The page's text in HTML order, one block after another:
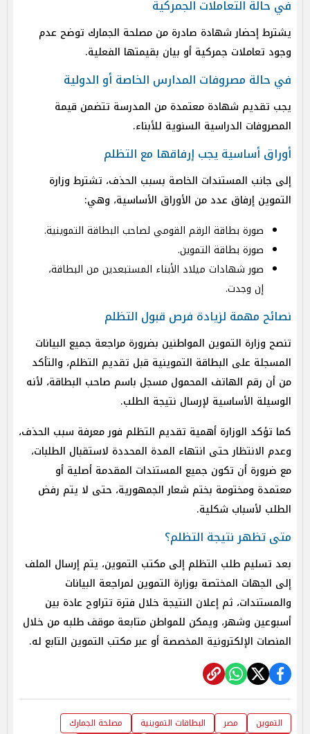
في حالة التعاملات الجمركية
يشترط إحضار شهادة صادرة من مصلحة الجمارك توضح عدم
وجود تعاملات جمركية أو بيان بقيمتها الفعلية.
في حالة مصروفات المدارس الخاصة أو الدولية
يجب تقديم شهادة معتمدة من المدرسة تتضمن قيمة
المصروفات الدراسية السنوية للأبناء.
أوراق أساسية يجب إرفاقها مع التظلم
إلى جانب المستندات الخاصة بسبب الحذف، تشترط وزارة
التموين إرفاق عدد من الأوراق الأساسية، وهي:
صورة بطاقة الرقم القومي لصاحب البطاقة التموينية.
صورة بطاقة التموين.
صور شهادات ميلاد الأبناء المستبعدين من البطاقة،
إن وجدت.
نصائح مهمة لزيادة فرص قبول التظلم
تنصح وزارة التموين المواطنين بضرورة مراجعة جميع البيانات
المسجلة على البطاقة التموينية قبل تقديم التظلم، والتأكد
من أن رقم الهاتف المحمول مسجل باسم صاحب البطاقة، لأنه
الوسيلة الأساسية لإرسال نتيجة الطلب.
كما تؤكد الوزارة أهمية تقديم التظلم فور معرفة سبب الحذف،
وعدم الانتظار حتى انتهاء المدة المحددة لاستقبال الطلبات،
مع ضرورة أن تكون جميع المستندات المقدمة أصلية أو
معتمدة ومختومة بختم شعار الجمهورية، حتى لا يتم رفض
الطلب لأسباب شكلية.
متى تظهر نتيجة التظلم؟
بعد تسليم طلب التظلم إلى مكتب التموين، يتم إرسال الملف
إلى الجهات المختصة بوزارة التموين لمراجعة البيانات
والمستندات، ثم إعلان النتيجة خلال فترة تتراوح عادة بين
أسبوعين وشهر، ويمكن للمواطن متابعة موقف طلبه من خلال
المنصات الإلكترونية المخصصة أو عبر مكتب التموين التابع له.
التموين مصر البطاقات التموينية
مصلحة الجمارك